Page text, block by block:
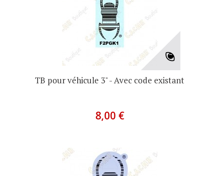
TB pour véhicule 3" - Avec code existant
8,00 €